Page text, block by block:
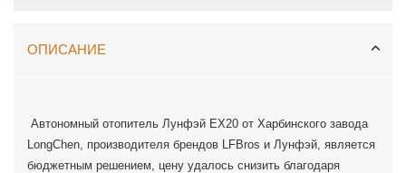
ОПИСАНИЕ
Автономный отопитель Лунфэй EX20 от Харбинского завода
LongChen, производителя брендов LFBros и Лунфэй, является
бюджетным решением, цену удалось снизить благодаря